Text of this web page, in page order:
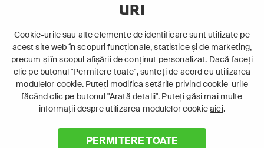
URI
Cookie-urile sau alte elemente de identificare sunt utilizate pe
acest site web în scopuri funcționale, statistice și de marketing,
precum și în scopul afișării de conținut personalizat. Dacă faceți
clic pe butonul "Permitere toate", sunteți de acord cu utilizarea
modulelor cookie. Puteți modifica setările privind cookie-urile
făcând clic pe butonul "Arată detalii". Puteți găsi mai multe
informații despre utilizarea modulelor cookieaici.
PERMITERE TOATE
ABONEAZĂ-TE ACUM
Cerințe de sistem